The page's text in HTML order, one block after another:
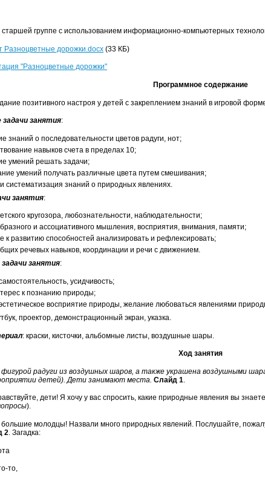
старшей группе с использованием информационно-компьютерных
Разноцветные дорожки.docx (33 КБ)
"Разноцветные дорожки"
Программное содержание
позитивного настроя у детей с закреплением знаний в игровой
занятия:
знаний о последовательности цветов радуги, нот;
навыков счета в пределах 10;
умений решать задачи;
умений получать различные цвета путем смешивания;
систематизация знаний о природных явлениях.
занятия:
кругозора, любознательности, наблюдательности;
и ассоциативного мышления, восприятия, внимания, памяти;
к развитию способностей анализировать и рефлексировать;
речевых навыков, координации и речи с движением.
занятия:
усидчивость;
к познанию природы;
восприятие природы, желание любоваться явлениями
проектор, демонстрационный экран, указка.
: краски, кисточки, альбомные листы, воздушные шары.
Ход занятия
радуги из воздушных шаров, а также украшена воздушными
детей). Дети занимают места. Слайд 1
дети! Я хочу у вас спросить, какие природные явления вы
).
молодцы! Назвали много природных явлений. Послушайте,
2. Загадка:
то,